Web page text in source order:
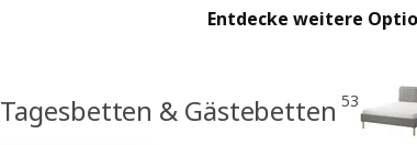
Entdecke weitere
Tagesbetten & Gästebetten 53